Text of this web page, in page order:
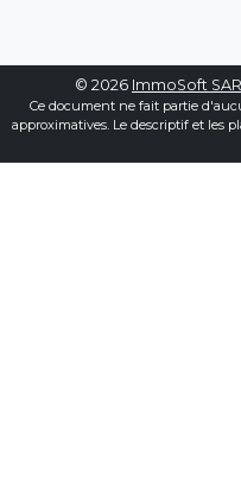
© 2026 ImmoSoft
Ce document ne fait partie
approximatives. Le descriptif et les